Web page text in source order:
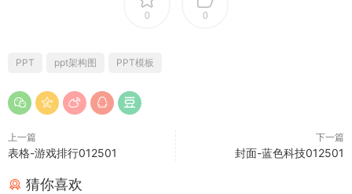
0 0
PPT ppt架构图 PPT模板
上一篇
表格-游戏排行012501
下一篇
封面-蓝色科技012501
猜你喜欢